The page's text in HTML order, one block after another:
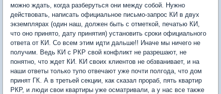
можно ждать, когда разберуться они между собой. Нужно
действовать, написать официальное письмо-запрос КИ в двух
экземплярах (один наш, должен быть с отметкой, печатью КИ,
что оно принято, дату принятия) установить сроки официального
ответа от КИ. Со всем этим идти дальше!! Иначе мы ничего не
получим. Ведь КИ с РКР свой конфликт не разрешают, не
понятно, что ждет КИ. КИ своих клиентов не обзванивает, и на
наши ответы только тупо отвечают уже почти полгода, что дом
принят ГК. А в третьей секции, как сказал прораб, пять квартир
РКР, и люди свои квартиры уже осматривали, а у нас все также